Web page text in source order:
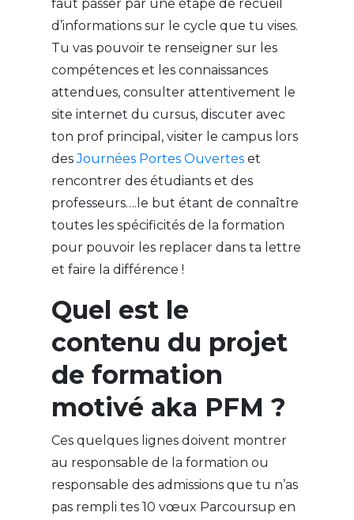
faut passer par une étape de recueil
d’informations sur le cycle que tu vises.
Tu vas pouvoir te renseigner sur les
compétences et les connaissances
attendues, consulter attentivement le
site internet du cursus, discuter avec
ton prof principal, visiter le campus lors
desJournées Portes Ouverteset
rencontrer des étudiants et des
professeurs….le but étant de connaître
toutes les spécificités de la formation
pour pouvoir les replacer dans ta lettre
et faire la différence !
Quel est le
contenu du projet
de formation
motivé aka PFM ?
Ces quelques lignes doivent montrer
au responsable de la formation ou
responsable des admissions que tu n’as
pas rempli tes 10 vœux Parcoursup en